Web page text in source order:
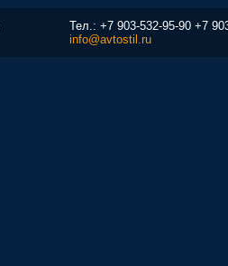
Тел.: +7 903-532-95-90 +7
info@avtostil.ru